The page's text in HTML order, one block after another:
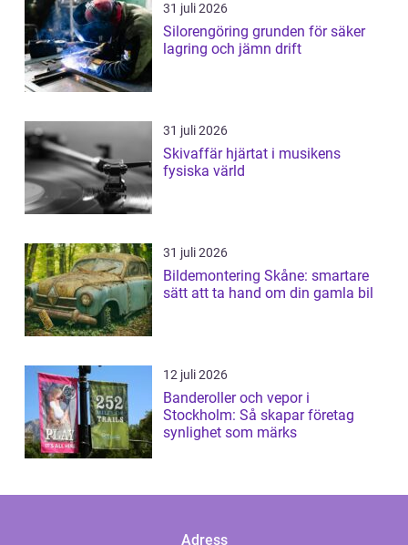
31 juli 2026
Silorengöring grunden för säker
lagring och jämn drift
31 juli 2026
Skivaffär hjärtat i musikens
fysiska värld
31 juli 2026
Bildemontering Skåne: smartare
sätt att ta hand om din gamla bil
12 juli 2026
Banderoller och vepor i
Stockholm: Så skapar företag
synlighet som märks
Adress